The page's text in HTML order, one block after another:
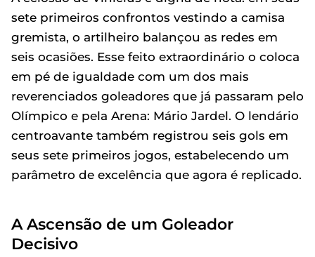
sete primeiros confrontos vestindo a camisa
gremista, o artilheiro balançou as redes em
seis ocasiões. Esse feito extraordinário o coloca
em pé de igualdade com um dos mais
reverenciados goleadores que já passaram pelo
Olímpico e pela Arena: Mário Jardel. O lendário
centroavante também registrou seis gols em
seus sete primeiros jogos, estabelecendo um
parâmetro de excelência que agora é replicado.
A Ascensão de um Goleador
Decisivo